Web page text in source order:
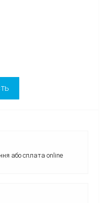
або сплата online